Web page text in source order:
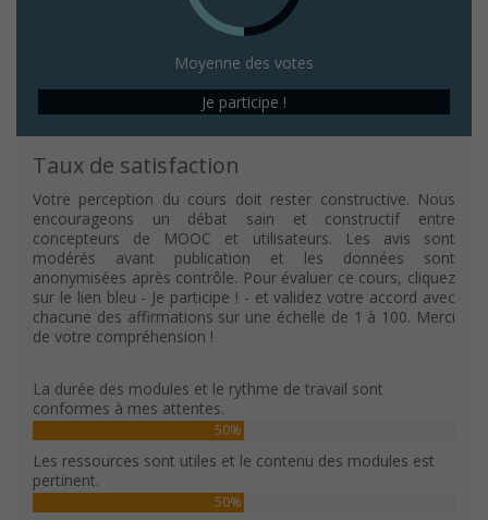
Moyenne des votes
Je participe !
Taux de satisfaction
Votre perception du cours doit rester constructive. Nous
encourageons un débat sain et constructif entre
concepteurs de MOOC et utilisateurs. Les avis sont
modérés avant publication et les données sont
anonymisées après contrôle. Pour évaluer ce cours, cliquez
sur le lien bleu - Je participe ! - et validez votre accord avec
chacune des affirmations sur une échelle de 1 à 100. Merci
de votre compréhension !
La durée des modules et le rythme de travail sont
conformes à mes attentes.
50%
Les ressources sont utiles et le contenu des modules est
pertinent.
50%